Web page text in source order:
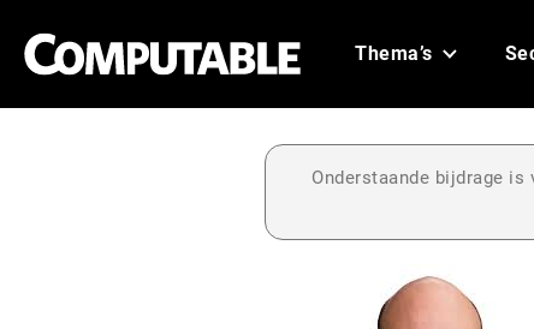
Thema’s
Onderstaande bijdrage